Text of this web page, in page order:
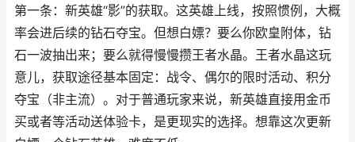
第一条：新英雄“影”的获取。这英雄上线，按照惯例，大概
率会进后续的钻石夺宝。但想白嫖？要么你欧皇附体，钻
石一波抽出来；要么就得慢慢攒王者水晶。王者水晶这玩
意儿，获取途径基本固定：战令、偶尔的限时活动、积分
夺宝（非主流）。对于普通玩家来说，新英雄直接用金币
买或者等活动送体验卡，是更现实的选择。想靠这次更新